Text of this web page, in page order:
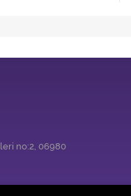
no:2, 06980